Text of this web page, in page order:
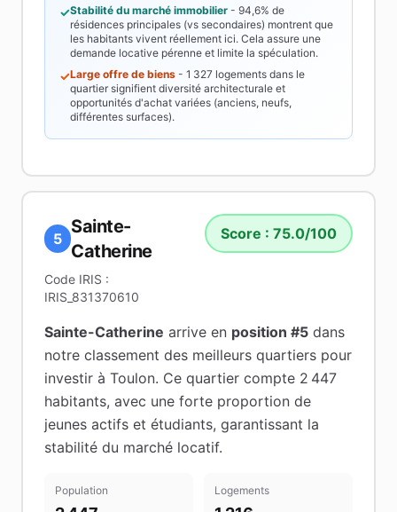
✓Stabilité du marché immobilier - 94,6% de
résidences principales (vs secondaires) montrent que
les habitants vivent réellement ici. Cela assure une
demande locative pérenne et limite la spéculation.
✓Large offre de biens - 1 327 logements dans le
quartier signifient diversité architecturale et
opportunités d'achat variées (anciens, neufs,
différentes surfaces).
5
Sainte-
Catherine
Code IRIS :
IRIS_831370610
Score : 75.0/100
Sainte-Catherine arrive en position #5 dans
notre classement des meilleurs quartiers pour
investir à Toulon. Ce quartier compte 2 447
habitants, avec une forte proportion de
jeunes actifs et étudiants, garantissant la
stabilité du marché locatif.
Population Logements